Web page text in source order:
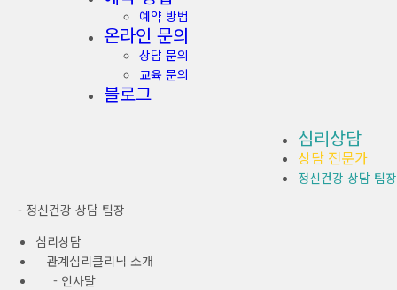
예약 방법
온라인 문의
상담 문의
교육 문의
블로그
심리상담
상담 전문가
정신건강 상담 팀장
- 정신건강 상담 팀장
심리상담
관계심리클리닉 소개
- 인사말